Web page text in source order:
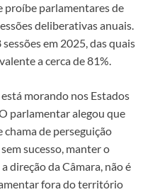
proíbe parlamentares de
deliberativas anuais.
em 2025, das quais
a cerca de 81%.
morando nos Estados
parlamentar alegou que
de perseguição
sucesso, manter o
direção da Câmara, não é
fora do território